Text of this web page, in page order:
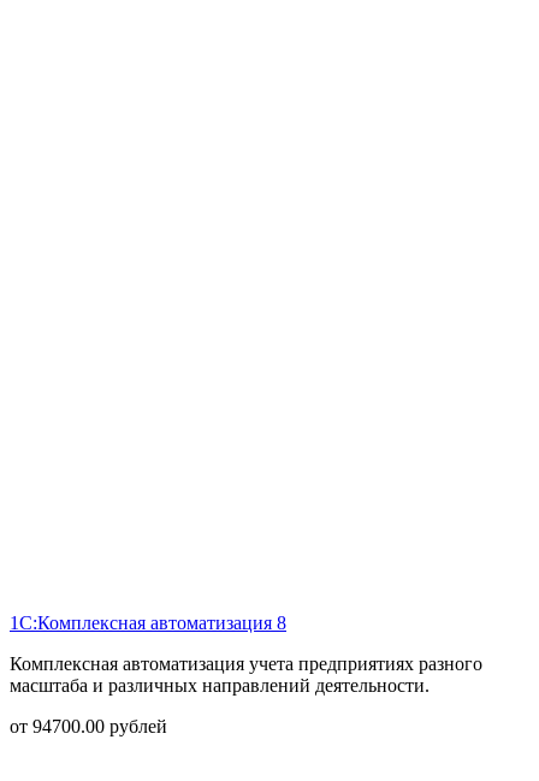
1С:Комплексная автоматизация 8
Комплексная автоматизация учета предприятиях разного
масштаба и различных направлений деятельности.
от 94700.00 рублей